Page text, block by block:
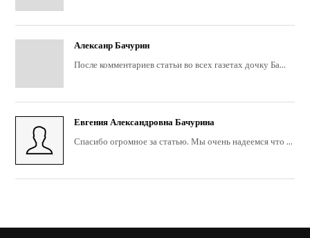
Алексанр Бачурин
После комментариев статьи во всех газетах дочку Ба...
Евгения Александровна Бачурина
Спасибо огромное за статью. Мы очень надеемся что ...